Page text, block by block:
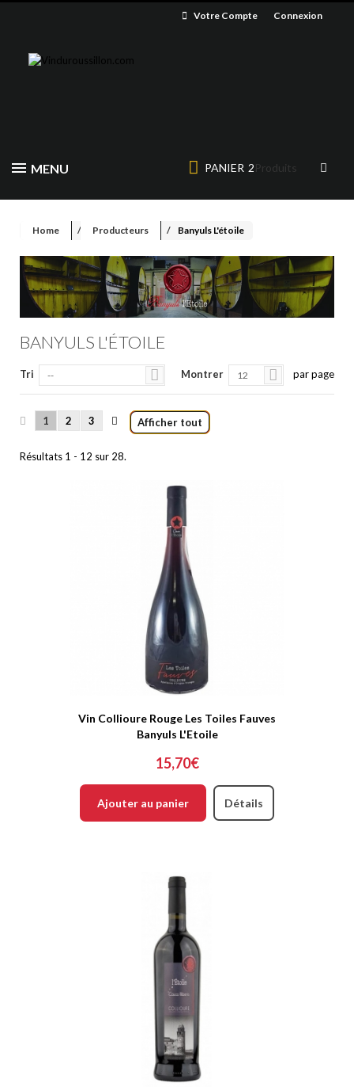
Votre Compte Connexion
MENU PANIER 2Produits
Home Producteurs Banyuls L'étoile
BANYULS L'ÉTOILE
Tri -- Montrer 12 par page
Afficher tout
1 2 3
Résultats 1 - 12 sur 28.
Vin Collioure Rouge Les Toiles Fauves
Banyuls L'Etoile
15,70€
Ajouter au panier Détails